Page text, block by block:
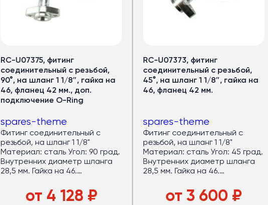
RC-U07375, фитинг
соединительный с резьбой,
90°, на шланг 1 1/8″, гайка на
46, фланец 42 мм., доп.
подключение O-Ring
spares-theme
Фитинг соединительный с
резьбой, на шланг 1 1/8"
Материал: сталь Угол: 90 град.
Внутренних диаметр шланга
28,5 мм. Гайка на 46.
фланца: 42 мм. Расстояние
между центрами отверстия
от 4 128 ₽
RC-U07373, фитинг
соединительный с резьбой,
45°, на шланг 1 1/8″, гайка на
46, фланец 42 мм.
spares-theme
Фитинг соединительный с
резьбой, на шланг 1 1/8"
Материал: сталь Угол: 45 град.
Внутренних диаметр шланга
28,5 мм. Гайка на 46.
фланца: 42 мм. Расстояние
между центрами отверстия
от 3 600 ₽
запас мощности.
—32 кВт
щадящем режиме)
— равномерный холод по салону
: лёгкий и устойчив к износу
разный пассажиропоток